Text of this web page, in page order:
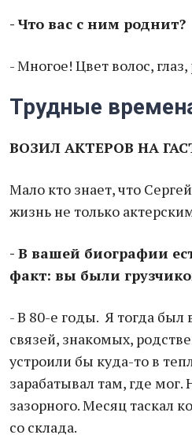
- Что вас с ним роднит?
- Многое! Цвет волос,
Трудные
ВОЗИЛ АКТЕРОВ НА
Мало кто знает, что
жизнь не только
- В вашей биографии
факт: вы были
- В 80-е годы. Я тогда был
связей, знакомых,
устроили бы куда-то в
зарабатывал там, где
зазорного. Месяц таскал
со склада.